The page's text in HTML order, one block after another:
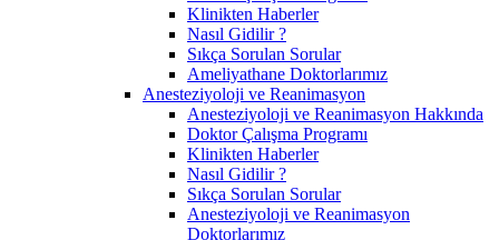
Klinikten Haberler
Nasıl Gidilir ?
Sıkça Sorulan Sorular
Ameliyathane Doktorlarımız
Anesteziyoloji ve Reanimasyon
Anesteziyoloji ve Reanimasyon Hakkında
Doktor Çalışma Programı
Klinikten Haberler
Nasıl Gidilir ?
Sıkça Sorulan Sorular
Anesteziyoloji ve Reanimasyon
Doktorlarımız